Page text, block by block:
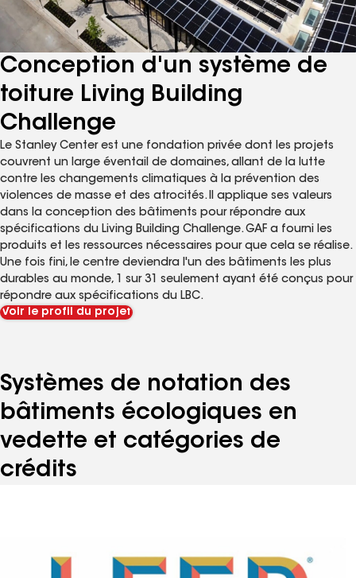
Pour en savoir plus sur le polyiso NH
Conception d'un système de
toiture Living Building
couvrent un large éventail de domaines, allant de la lutte
contre les changements climatiques à la prévention des
violences de masse et des atrocités. Il applique ses valeurs
dans la conception des bâtiments pour répondre aux
spécifications du Living Building Challenge. GAF a fourni les
produits et les ressources nécessaires pour que cela se réalise.